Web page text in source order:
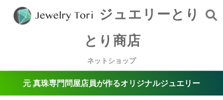
ジュエリーとり
とり商店
ネットショップ
元 真珠専門問屋店員が作るオリジナルジュエリー